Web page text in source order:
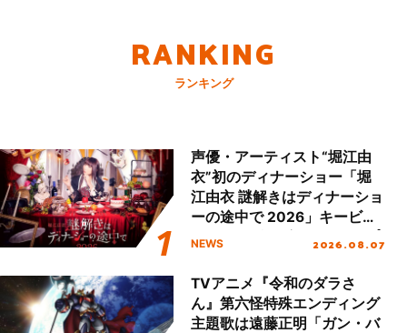
RANKING
ランキング
声優・アーティスト“堀江由
衣”初のディナーショー「堀
江由衣 謎解きはディナーショ
ーの途中で 2026」キービジ
ュアル＆グッズラインナップ
NEWS 2026.08.07
TVアニメ『令和のダラさ
ん』第六怪特殊エンディング
主題歌は遠藤正明「ガン・バ